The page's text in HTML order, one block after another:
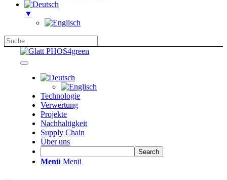
▼
Technologie
Verwertung
Projekte
Nachhaltigkeit
Supply Chain
Über uns
Menü Menü